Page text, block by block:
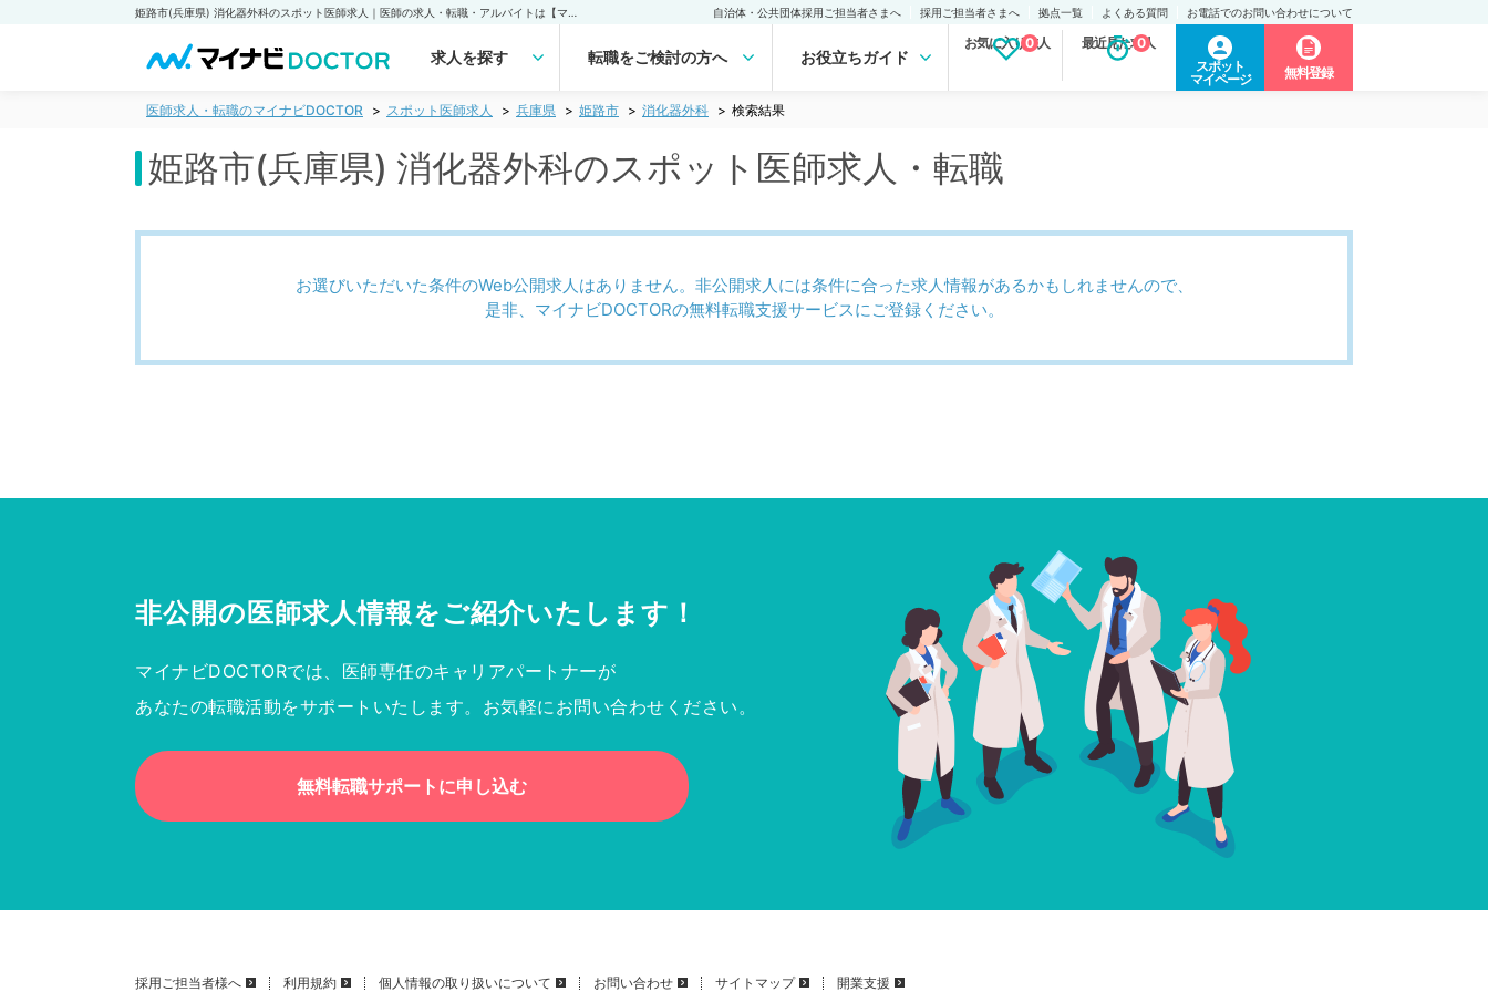
自治体・公共団体採用ご担当者さまへ 採用ご担当者さまへ 拠点一覧 よくある質問 お電話でのお問い合わせについて
求人を探す 転職をご検討の方へ お役立ちガイド
お気に入り求人
0 最近見た求人
0
スポット
マイページ
無料登録
医師求人・転職のマイナビDOCTOR スポット医師求人 兵庫県 姫路市 消化器外科 検索結果
姫路市(兵庫県) 消化器外科のスポット医師求人・転職
お選びいただいた条件のWeb公開求人はありません。非公開求人には条件に合った求人情報があるかもしれませんので、
是非、マイナビDOCTORの無料転職支援サービスにご登録ください。
非公開の医師求人情報をご紹介いたします！
マイナビDOCTORでは、医師専任のキャリアパートナーが
あなたの転職活動をサポートいたします。お気軽にお問い合わせください。
無料転職サポートに申し込む
採用ご担当者様へ 利用規約 個人情報の取り扱いについて お問い合わせ サイトマップ 開業支援